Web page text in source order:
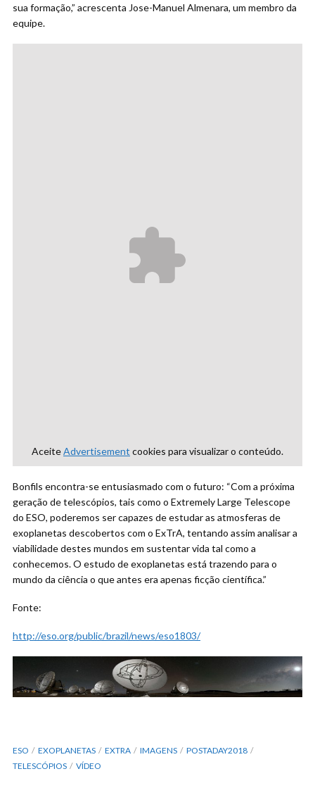
sua formação,” acrescenta Jose-Manuel Almenara, um membro da
equipe.
AceiteAdvertisement cookies para visualizar o conteúdo.
Bonfils encontra-se entusiasmado com o futuro: “Com a próxima
geração de telescópios, tais como o Extremely Large Telescope
do ESO, poderemos ser capazes de estudar as atmosferas de
exoplanetas descobertos com o ExTrA, tentando assim analisar a
viabilidade destes mundos em sustentar vida tal como a
conhecemos. O estudo de exoplanetas está trazendo para o
mundo da ciência o que antes era apenas ficção científica.”
Fonte:
http://eso.org/public/brazil/news/eso1803/
ESO EXOPLANETAS EXTRA IMAGENS
POSTADAY2018
TELESCÓPIOS
VÍDEO